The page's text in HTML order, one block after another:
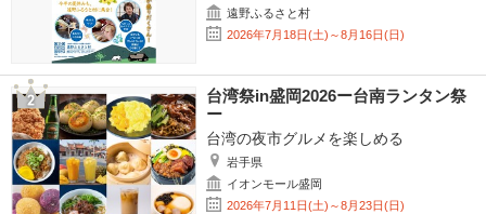
遠野ふるさと村
2026年7月18日(土)～8月16日(日)
台湾祭in盛岡2026ー台南ランタン祭
ー
台湾の夜市グルメを楽しめる
岩手県
イオンモール盛岡
2026年7月11日(土)～8月23日(日)